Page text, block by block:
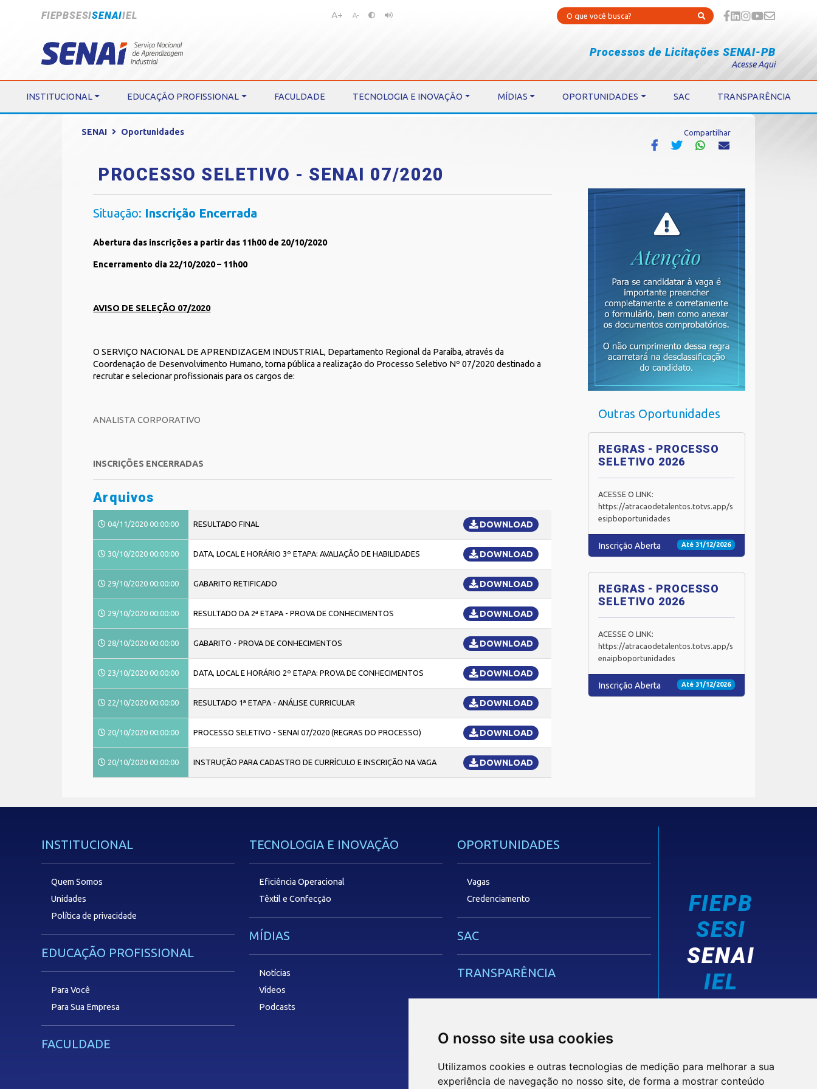
O nosso site usa cookies
Utilizamos cookies e outras tecnologias de medição para melhorar a sua
experiência de navegação no nosso site, de forma a mostrar conteúdo
FIEPBSESISENAIIEL
Pular
Pular
A+ A-
Processos de Licitações SENAI-PB
Acesse Aqui
INSTITUCIONAL EDUCAÇÃO PROFISSIONAL FACULDADE TECNOLOGIA E INOVAÇÃO MÍDIAS OPORTUNIDADES SAC TRANSPARÊNCIA
SENAI Oportunidades Compartilhar
PROCESSO SELETIVO - SENAI 07/2020
Situação: Inscrição Encerrada
Abertura das inscrições a partir das 11h00 de 20/10/2020
Encerramento dia 22/10/2020 – 11h00
AVISO DE SELEÇÃO 07/2020
O SERVIÇO NACIONAL DE APRENDIZAGEM INDUSTRIAL, Departamento Regional da Paraíba, através da
Coordenação de Desenvolvimento Humano, torna pública a realização do Processo Seletivo Nº 07/2020 destinado a
recrutar e selecionar profissionais para os cargos de:
ANALISTA CORPORATIVO
INSCRIÇÕES ENCERRADAS
Arquivos
04/11/2020 00:00:00 RESULTADO FINAL DOWNLOAD
30/10/2020 00:00:00 DATA, LOCAL E HORÁRIO 3º ETAPA: AVALIAÇÃO DE HABILIDADES DOWNLOAD
29/10/2020 00:00:00 GABARITO RETIFICADO DOWNLOAD
29/10/2020 00:00:00 RESULTADO DA 2ª ETAPA - PROVA DE CONHECIMENTOS DOWNLOAD
28/10/2020 00:00:00 GABARITO - PROVA DE CONHECIMENTOS DOWNLOAD
23/10/2020 00:00:00 DATA, LOCAL E HORÁRIO 2º ETAPA: PROVA DE CONHECIMENTOS DOWNLOAD
22/10/2020 00:00:00 RESULTADO 1ª ETAPA - ANÁLISE CURRICULAR DOWNLOAD
20/10/2020 00:00:00 PROCESSO SELETIVO - SENAI 07/2020 (REGRAS DO PROCESSO) DOWNLOAD
20/10/2020 00:00:00 INSTRUÇÃO PARA CADASTRO DE CURRÍCULO E INSCRIÇÃO NA VAGA DOWNLOAD
Outras Oportunidades
REGRAS - PROCESSO
SELETIVO 2026
ACESSE O LINK:
https://atracaodetalentos.totvs.app/s
esipboportunidades
Inscrição Aberta Até 31/12/2026
REGRAS - PROCESSO
SELETIVO 2026
ACESSE O LINK:
https://atracaodetalentos.totvs.app/s
enaipboportunidades
Inscrição Aberta Até 31/12/2026
INSTITUCIONAL
Quem Somos
Unidades
Política de privacidade
EDUCAÇÃO PROFISSIONAL
Para Você
Para Sua Empresa
FACULDADE
TECNOLOGIA E INOVAÇÃO
Eficiência Operacional
Têxtil e Confecção
MÍDIAS
Notícias
Vídeos
Podcasts
OPORTUNIDADES
Vagas
Credenciamento
SAC
TRANSPARÊNCIA
FIEPB
SESI
SENAI
IEL